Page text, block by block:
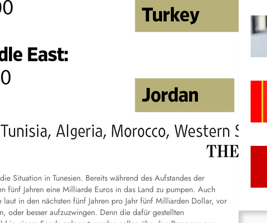
Situation in Tunesien. Bereits während des Aufstandes der
fünf Jahren eine Milliarde Euros in das Land zu pumpen. Auch
laut in den nächsten fünf Jahren pro Jahr fünf Milliarden Dollar, vor
oder besser aufzuzwingen. Denn die dafür gestellten